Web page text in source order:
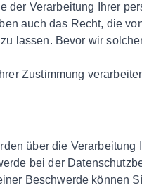
Verarbeitung Ihrer
auch das Recht, die
lassen. Bevor wir
Zustimmung
über die
bei der
Beschwerde können